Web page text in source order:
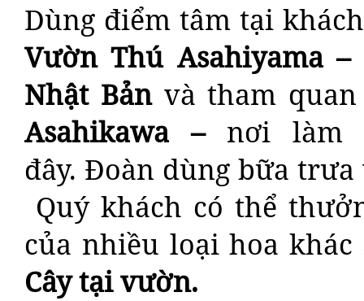
Dùng điểm tâm tại
Vườn Thú Asahiyama –
Nhật Bản và tham
Asahikawa – nơi làm
đây. Đoàn dùng bữa
Quý khách có thể
của nhiều loại hoa
Cây tại vườn.